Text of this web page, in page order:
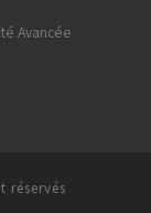
Avancée
réservés